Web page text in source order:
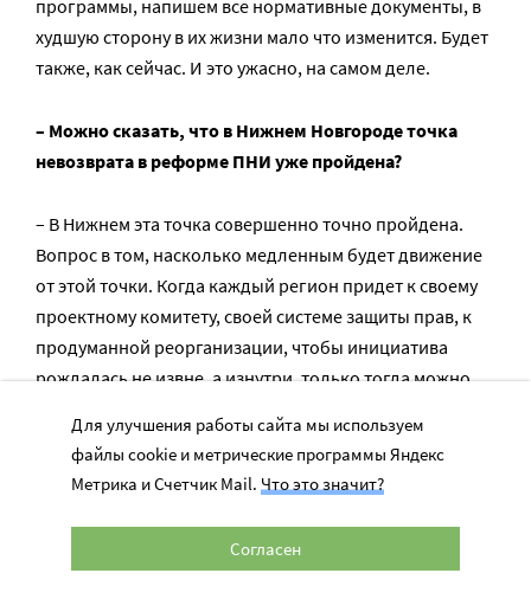
программы, напишем все нормативные документы, в
худшую сторону в их жизни мало что изменится. Будет
также, как сейчас. И это ужасно, на самом деле.
– Можно сказать, что в Нижнем Новгороде точка
невозврата в реформе ПНИ уже пройдена?
– В Нижнем эта точка совершенно точно пройдена.
Вопрос в том, насколько медленным будет движение
от этой точки. Когда каждый регион придет к своему
проектному комитету, своей системе защиты прав, к
продуманной реорганизации, чтобы инициатива
рождалась не извне, а изнутри, только тогда можно
Чтобы получить первые осязаемые результаты в
Нижнем, потребуется примерно два года. Чтобы
можно было сказать, что цель достигнута – лет 5-10. А
Для улучшения работы сайта мы используем
файлы cookie и метрические программы Яндекс
Метрика и Счетчик Mail. Что это значит?
Согласен